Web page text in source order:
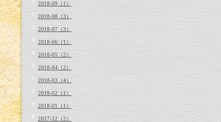
2018-09（1）
2018-08（3）
2018-07（3）
2018-06（1）
2018-05（2）
2018-04（2）
2018-03（4）
2018-02（1）
2018-01（1）
2017-12（2）